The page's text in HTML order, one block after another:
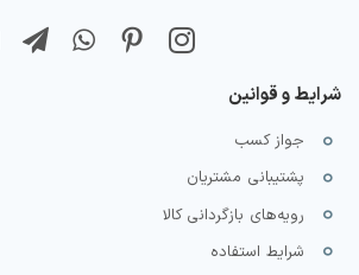
شرایط و قوانین
جواز کسب
پشتیبانی مشتریان
رویه‌های بازگردانی کالا
شرایط استفاده